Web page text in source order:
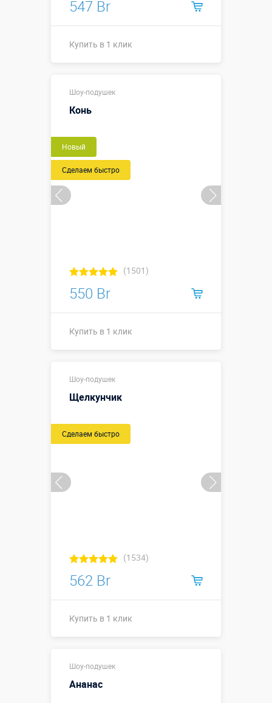
547 Br
Купить в 1 клик
Шоу-подушек
Конь
Новый
Сделаем быстро
(1501)
550 Br
Купить в 1 клик
Шоу-подушек
Щелкунчик
Сделаем быстро
(1534)
562 Br
Купить в 1 клик
Шоу-подушек
Ананас